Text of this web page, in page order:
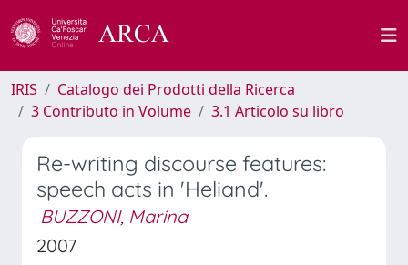
IRIS
Catalogo dei Prodotti della Ricerca
3 Contributo in Volume
3.1 Articolo su libro
Re-writing discourse features:
speech acts in 'Heliand'.
BUZZONI, Marina
2007